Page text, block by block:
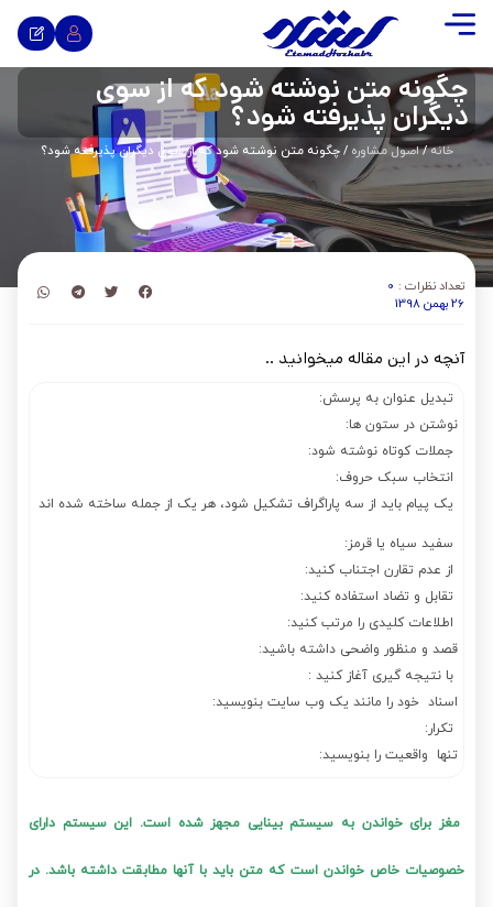
چگونه متن نوشته شود که از سوی
دیگران پذیرفته شود؟
خانه/اصول مشاوره / چگونه متن نوشته شود که از سوی دیگران پذیرفته شود؟
تعداد نظرات : 0
26 بهمن 1398
آنچه در این مقاله میخوانید ..
تبدیل عنوان به پرسش:
نوشتن در ستون ها:
جملات کوتاه نوشته شود:
انتخاب سبک حروف:
یک پیام باید از سه پاراگراف تشکیل شود، هر یک از جمله ساخته شده اند
سفید سیاه یا قرمز:
از عدم تقارن اجتناب کنید:
تقابل و تضاد استفاده کنید:
اطلاعات کلیدی را مرتب کنید:
قصد و منظور واضحی داشته باشید:
با نتیجه گیری آغاز کنید :
اسناد خود را مانند یک وب سایت بنویسید:
تکرار:
تنها واقعیت را بنویسید:
مغز برای خواندن به سیستم بینایی مجهز شده است. این سیستم دارای
خصوصیات خاص خواندن است که متن باید با آنها مطابقت داشته باشد. در